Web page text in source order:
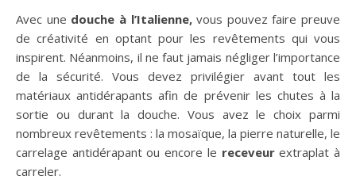
Avec une douche à l’Italienne,vous pouvez faire preuve
de créativité en optant pour les revêtements qui vous
inspirent. Néanmoins, il ne faut jamais négliger l’importance
de la sécurité. Vous devez privilégier avant tout les
matériaux antidérapants afin de prévenir les chutes à la
sortie ou durant la douche. Vous avez le choix parmi
nombreux revêtements : la mosaïque, la pierre naturelle, le
carrelage antidérapant ou encore le receveurextraplat à
carreler.